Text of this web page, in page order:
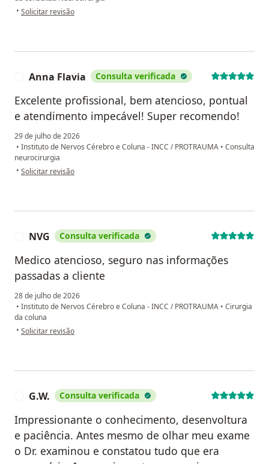
• na opinião do utilizador Conceicao AP da Silva Ferrari
Solicitar revisão
Anna Flavia Consulta verificada
Excelente profissional, bem atencioso, pontual
e atendimento impecável! Super recomendo!
29 de julho de 2026
• Instituto de Nervos Cérebro e Coluna - INCC / PROTRAUMA • Consulta
neurocirurgia
• na opinião do utilizador Anna Flavia
Solicitar revisão
NVG Consulta verificada
Medico atencioso, seguro nas informações
passadas a cliente
28 de julho de 2026
• Instituto de Nervos Cérebro e Coluna - INCC / PROTRAUMA • Cirurgia
da coluna
• na opinião do utilizador NVG
Solicitar revisão
G.W. Consulta verificada
Impressionante o conhecimento, desenvoltura
e paciência. Antes mesmo de olhar meu exame
o Dr. examinou e constatou tudo que era